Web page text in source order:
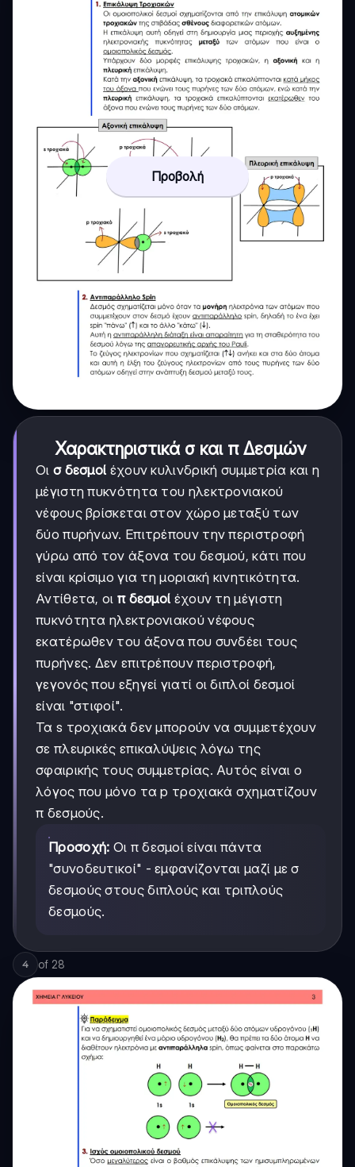
Προβολή
Χαρακτηριστικά σ και π Δεσμών
Οι σ δεσμοί έχουν κυλινδρική συμμετρία και η
μέγιστη πυκνότητα του ηλεκτρονιακού
νέφους βρίσκεται στον χώρο μεταξύ των
δύο πυρήνων. Επιτρέπουν την περιστροφή
γύρω από τον άξονα του δεσμού, κάτι που
είναι κρίσιμο για τη μοριακή κινητικότητα.
Αντίθετα, οι π δεσμοί έχουν τη μέγιστη
πυκνότητα ηλεκτρονιακού νέφους
εκατέρωθεν του άξονα που συνδέει τους
πυρήνες. Δεν επιτρέπουν περιστροφή,
γεγονός που εξηγεί γιατί οι διπλοί δεσμοί
είναι "στιφοί".
Τα s τροχιακά δεν μπορούν να συμμετέχουν
σε πλευρικές επικαλύψεις λόγω της
σφαιρικής τους συμμετρίας. Αυτός είναι ο
λόγος που μόνο τα p τροχιακά σχηματίζουν
π δεσμούς.
Προσοχή: Οι π δεσμοί είναι πάντα
"συνοδευτικοί" - εμφανίζονται μαζί με σ
δεσμούς στους διπλούς και τριπλούς
δεσμούς.
4 of 28